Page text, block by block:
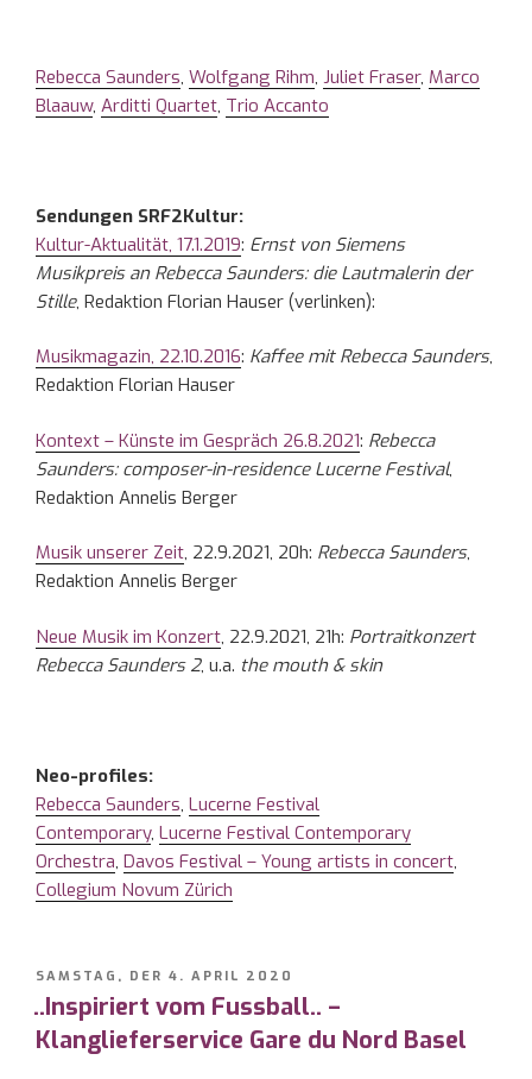
Rebecca Saunders, Wolfgang Rihm, Juliet Fraser, Marco
Blaauw, Arditti Quartet, Trio Accanto
Sendungen SRF2Kultur:
Kultur-Aktualität, 17.1.2019: Ernst von Siemens
Musikpreis an Rebecca Saunders: die Lautmalerin der
Stille, Redaktion Florian Hauser (verlinken):
Musikmagazin, 22.10.2016: Kaffee mit Rebecca Saunders,
Redaktion Florian Hauser
Kontext – Künste im Gespräch 26.8.2021: Rebecca
Saunders: composer-in-residence Lucerne Festival,
Redaktion Annelis Berger
Musik unserer Zeit, 22.9.2021, 20h: Rebecca Saunders,
Redaktion Annelis Berger
Neue Musik im Konzert, 22.9.2021, 21h: Portraitkonzert
Rebecca Saunders 2, u.a. the mouth & skin
Neo-profiles:
Rebecca Saunders, Lucerne Festival
Contemporary, Lucerne Festival Contemporary
Orchestra, Davos Festival – Young artists in concert,
Collegium Novum Zürich
VERÖFFENTLICHT
AM
SAMSTAG, DER 4. APRIL 2020
..Inspiriert vom Fussball.. –
Klanglieferservice Gare du Nord Basel